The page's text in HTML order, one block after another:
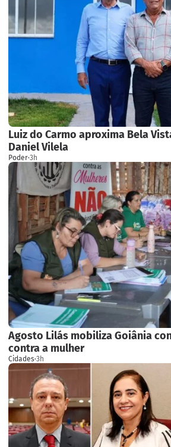
Luiz do Carmo aproxima Bela
Daniel Vilela
Poder·3h
Agosto Lilás mobiliza Goiânia
contra a mulher
Cidades·3h